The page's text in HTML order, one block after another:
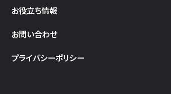
お役立ち情報
お問い合わせ
プライバシーポリシー